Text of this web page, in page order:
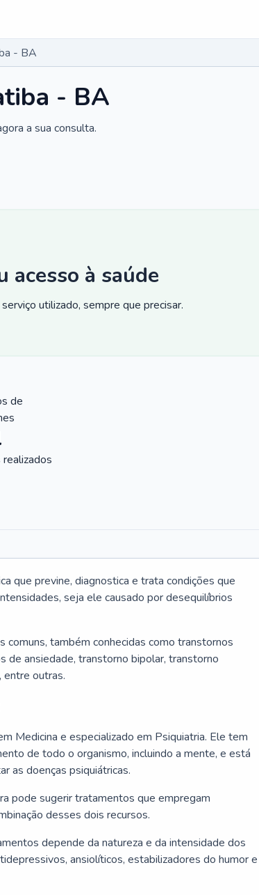
- BA
- BA
a sua consulta.
acesso à saúde
utilizado, sempre que precisar.
de
que previne, diagnostica e trata condições que
seja ele causado por desequilíbrios
comuns, também conhecidas como transtornos
de ansiedade, transtorno bipolar, transtorno
outras.
Medicina e especializado em Psiquiatria. Ele tem
de todo o organismo, incluindo a mente, e está
as doenças psiquiátricas.
pode sugerir tratamentos que empregam
desses dois recursos.
depende da natureza e da intensidade dos
ansiolíticos, estabilizadores do humor e